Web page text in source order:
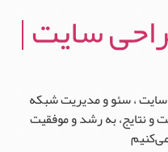
سایت |
، سئو و مدیریت شبکه‌
و نتایج، به رشد و موفقیت